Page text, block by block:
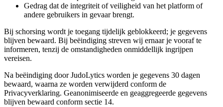
Gedrag dat de integriteit of veiligheid van het platform of
andere gebruikers in gevaar brengt.
Bij schorsing wordt je toegang tijdelijk geblokkeerd; je gegevens
blijven bewaard. Bij beëindiging streven wij ernaar je vooraf te
informeren, tenzij de omstandigheden onmiddellijk ingrijpen
vereisen.
Na beëindiging door JudoLytics worden je gegevens 30 dagen
bewaard, waarna ze worden verwijderd conform de
Privacyverklaring. Geanonimiseerde en geaggregeerde gegevens
blijven bewaard conform sectie 14.